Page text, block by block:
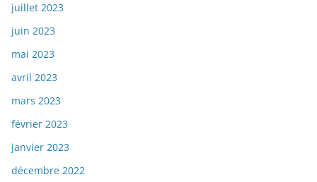
juillet 2023
juin 2023
mai 2023
avril 2023
mars 2023
février 2023
janvier 2023
décembre 2022